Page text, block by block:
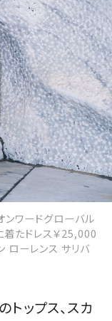
ンワードグローバル
着たドレス￥25,000
ローレンス サリバ
ップス、スカ